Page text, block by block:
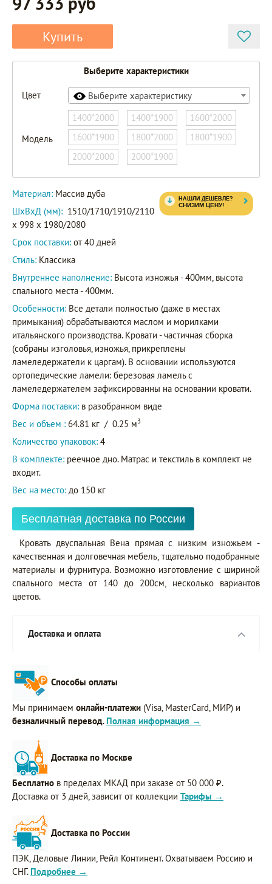
Купить
Выберите характеристики
Цвет Выберите характеристику
Модель
1400*2000 1400*1900
1600*2000
1600*1900
1800*2000
1800*1900
2000*2000
2000*1900
Материал: Массив дуба
ШxВxД (мм): 1510/1710/1910/2110
x 998 x 1980/2080
Срок поставки: от 40 дней
Стиль: Классика
Внутреннее наполнение: Высота изножья - 400мм, высота
спального места - 400мм.
Особенности: Все детали полностью (даже в местах
примыкания) обрабатываются маслом и морилками
итальянского производства. Кровати - частичная сборка
(собраны изголовья, изножья, прикреплены
ламеледержатели к царгам). В основании используются
ортопедические ламели: березовая ламель с
ламеледержателем зафиксированны на основании кровати.
Форма поставки: в разобранном виде
Вес и объем : 64.81 кг / 0.25 м3
Количество упаковок: 4
В комплекте: реечное дно. Матрас и текстиль в комплект не
входит.
Вес на место: до 150 кг
Бесплатная доставка по России
Кровать двуспальная Вена прямая с низким изножьем -
качественная и долговечная мебель, тщательно подобранные
материалы и фурнитура. Возможно изготовление с шириной
спального места от 140 до 200см, несколько вариантов
цветов.
Доставка и оплата
Способы оплаты
Мы принимаем онлайн-платежи (Visa, MasterCard, МИР) и
безналичный перевод. Полная информация →
Доставка по Москве
Бесплатно в пределах МКАД при заказе от 50 000 ₽.
Доставка от 3 дней, зависит от коллекции Тарифы →
Доставка по России
ПЭК, Деловые Линии, Рейл Континент. Охватываем Россию и
СНГ. Подробнее →